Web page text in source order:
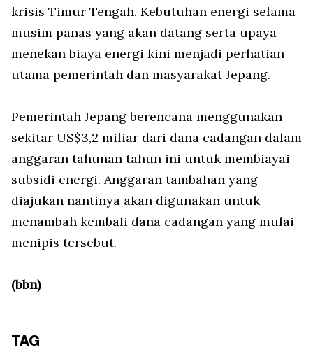
krisis Timur Tengah. Kebutuhan energi selama
musim panas yang akan datang serta upaya
menekan biaya energi kini menjadi perhatian
utama pemerintah dan masyarakat Jepang.
Pemerintah Jepang berencana menggunakan
sekitar US$3,2 miliar dari dana cadangan dalam
anggaran tahunan tahun ini untuk membiayai
subsidi energi. Anggaran tambahan yang
diajukan nantinya akan digunakan untuk
menambah kembali dana cadangan yang mulai
menipis tersebut.
(bbn)
TAG